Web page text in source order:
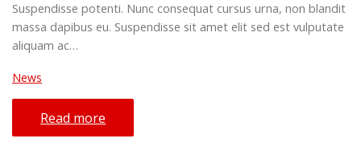
Suspendisse potenti. Nunc consequat cursus urna, non blandit
massa dapibus eu. Suspendisse sit amet elit sed est vulputate
aliquam ac…
News
Read more